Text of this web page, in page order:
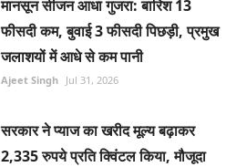
मानसून सीजन आधा गुजरा: बारिश 13
फीसदी कम, बुवाई 3 फीसदी पिछड़ी, प्रमुख
जलाशयों में आधे से कम पानी
Ajeet Singh Jul 31, 2026
सरकार ने प्याज का खरीद मूल्य बढ़ाकर
2,335 रुपये प्रति क्विंटल किया, मौजूदा